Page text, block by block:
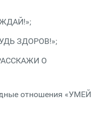
ЗДОРОВ!»;
О
отношения «УМЕЙ